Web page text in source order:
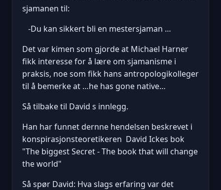
sjamanen til:
-Du kan sikkert bli en mestersjaman …
Det var kimen som gjorde at Michael Harner
fikk interesse for å lære om sjamanisme i
praksis, noe som fikk hans antropologikolleger
til å bemerke at …he has gone native…
Så tilbake til David s innlegg.
Han har funnet dernne hendelsen beskrevet i
konspirasjonsteoretikeren David Ickes bok
"The biggest Secret - The book that will change
the world"
Så spør David: Hva slags erfaring var det